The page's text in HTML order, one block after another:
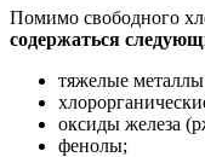
Помимо свободного
содержаться
тяжелые
оксиды железа
фенолы;